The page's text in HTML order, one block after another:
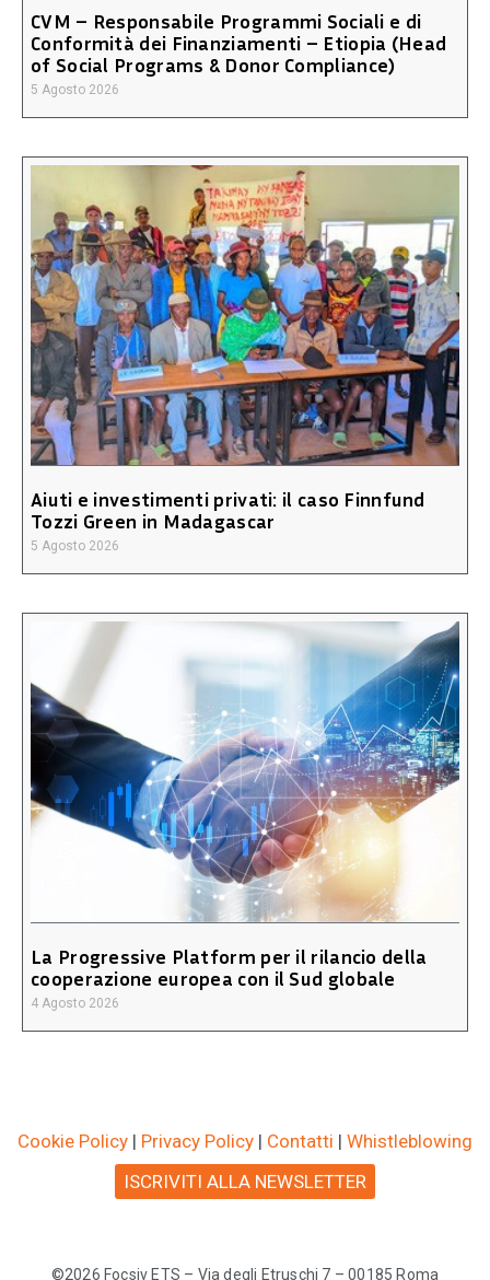
CVM – Responsabile Programmi Sociali e di
Conformità dei Finanziamenti – Etiopia (Head
of Social Programs & Donor Compliance)
5 Agosto 2026
Aiuti e investimenti privati: il caso Finnfund
Tozzi Green in Madagascar
5 Agosto 2026
La Progressive Platform per il rilancio della
cooperazione europea con il Sud globale
4 Agosto 2026
Cookie Policy | Privacy Policy | Contatti | Whistleblowing
ISCRIVITI ALLA NEWSLETTER
©2026 Focsiv ETS – Via degli Etruschi 7 – 00185 Roma